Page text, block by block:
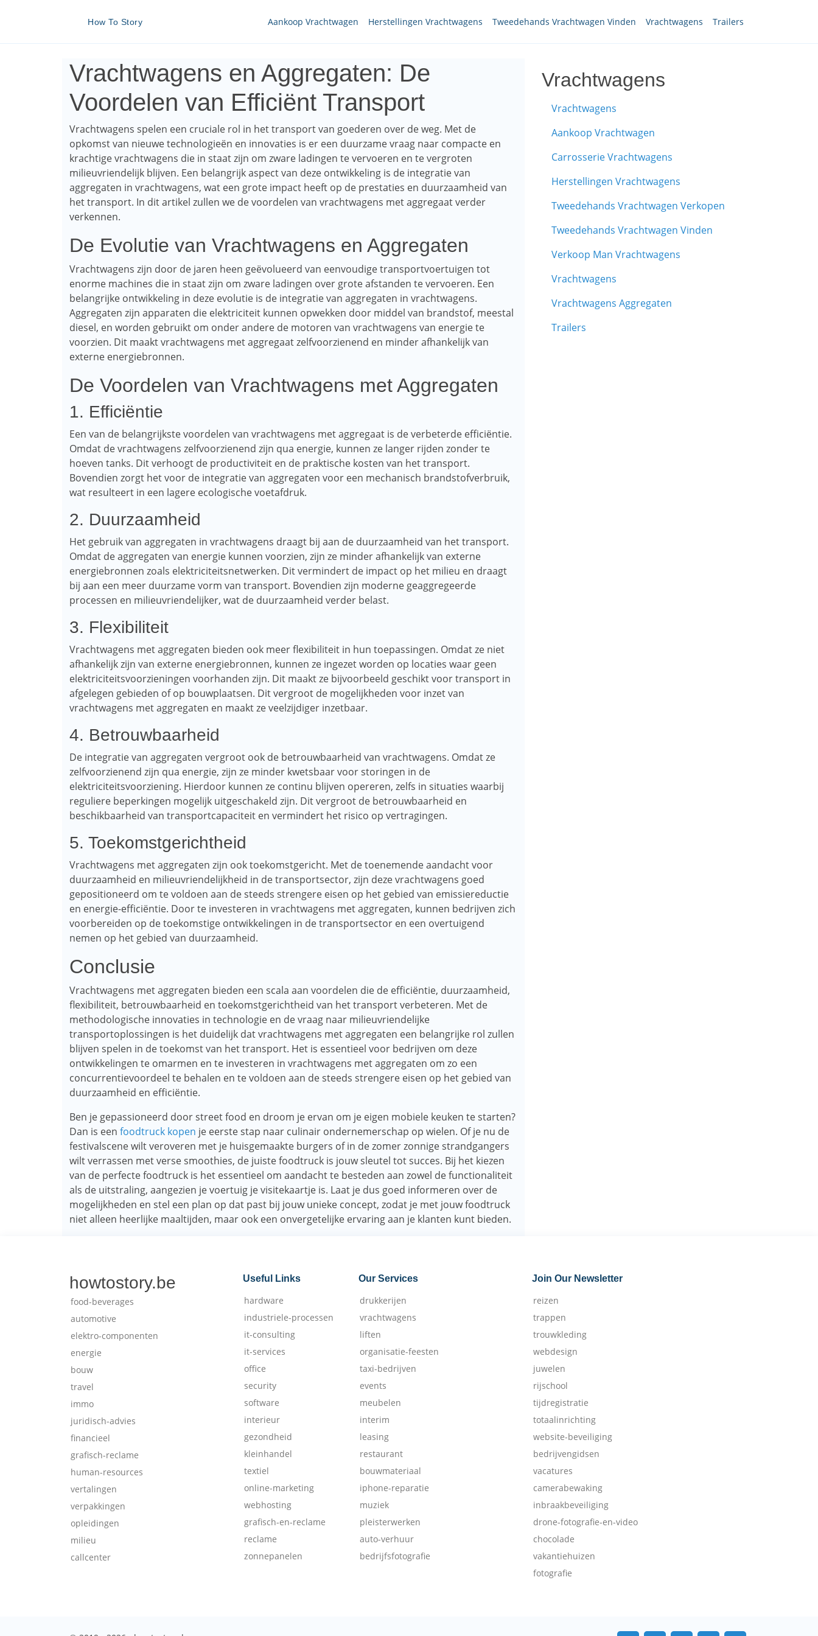
How To Story Aankoop Vrachtwagen Herstellingen Vrachtwagens Tweedehands Vrachtwagen Vinden Vrachtwagens Trailers
Vrachtwagens en Aggregaten: De
Voordelen van Efficiënt Transport
Vrachtwagens spelen een cruciale rol in het transport van goederen over de weg. Met de
opkomst van nieuwe technologieën en innovaties is er een duurzame vraag naar compacte en
krachtige vrachtwagens die in staat zijn om zware ladingen te vervoeren en te vergroten
milieuvriendelijk blijven. Een belangrijk aspect van deze ontwikkeling is de integratie van
aggregaten in vrachtwagens, wat een grote impact heeft op de prestaties en duurzaamheid van
het transport. In dit artikel zullen we de voordelen van vrachtwagens met aggregaat verder
verkennen.
De Evolutie van Vrachtwagens en Aggregaten
Vrachtwagens zijn door de jaren heen geëvolueerd van eenvoudige transportvoertuigen tot
enorme machines die in staat zijn om zware ladingen over grote afstanden te vervoeren. Een
belangrijke ontwikkeling in deze evolutie is de integratie van aggregaten in vrachtwagens.
Aggregaten zijn apparaten die elektriciteit kunnen opwekken door middel van brandstof, meestal
diesel, en worden gebruikt om onder andere de motoren van vrachtwagens van energie te
voorzien. Dit maakt vrachtwagens met aggregaat zelfvoorzienend en minder afhankelijk van
externe energiebronnen.
De Voordelen van Vrachtwagens met Aggregaten
1. Efficiëntie
Een van de belangrijkste voordelen van vrachtwagens met aggregaat is de verbeterde efficiëntie.
Omdat de vrachtwagens zelfvoorzienend zijn qua energie, kunnen ze langer rijden zonder te
hoeven tanks. Dit verhoogt de productiviteit en de praktische kosten van het transport.
Bovendien zorgt het voor de integratie van aggregaten voor een mechanisch brandstofverbruik,
wat resulteert in een lagere ecologische voetafdruk.
2. Duurzaamheid
Het gebruik van aggregaten in vrachtwagens draagt ​​bij aan de duurzaamheid van het transport.
Omdat de aggregaten van energie kunnen voorzien, zijn ze minder afhankelijk van externe
energiebronnen zoals elektriciteitsnetwerken. Dit vermindert de impact op het milieu en draagt ​​
bij aan een meer duurzame vorm van transport. Bovendien zijn moderne geaggregeerde
processen en milieuvriendelijker, wat de duurzaamheid verder belast.
3. Flexibiliteit
Vrachtwagens met aggregaten bieden ook meer flexibiliteit in hun toepassingen. Omdat ze niet
afhankelijk zijn van externe energiebronnen, kunnen ze ingezet worden op locaties waar geen
elektriciteitsvoorzieningen voorhanden zijn. Dit maakt ze bijvoorbeeld geschikt voor transport in
afgelegen gebieden of op bouwplaatsen. Dit vergroot de mogelijkheden voor inzet van
vrachtwagens met aggregaten en maakt ze veelzijdiger inzetbaar.
4. Betrouwbaarheid
De integratie van aggregaten vergroot ook de betrouwbaarheid van vrachtwagens. Omdat ze
zelfvoorzienend zijn qua energie, zijn ze minder kwetsbaar voor storingen in de
elektriciteitsvoorziening. Hierdoor kunnen ze continu blijven opereren, zelfs in situaties waarbij
reguliere beperkingen mogelijk uitgeschakeld zijn. Dit vergroot de betrouwbaarheid en
beschikbaarheid van transportcapaciteit en vermindert het risico op vertragingen.
5. Toekomstgerichtheid
Vrachtwagens met aggregaten zijn ook toekomstgericht. Met de toenemende aandacht voor
duurzaamheid en milieuvriendelijkheid in de transportsector, zijn deze vrachtwagens goed
gepositioneerd om te voldoen aan de steeds strengere eisen op het gebied van emissiereductie
en energie-efficiëntie. Door te investeren in vrachtwagens met aggregaten, kunnen bedrijven zich
voorbereiden op de toekomstige ontwikkelingen in de transportsector en een overtuigend
nemen op het gebied van duurzaamheid.
Conclusie
Vrachtwagens met aggregaten bieden een scala aan voordelen die de efficiëntie, duurzaamheid,
flexibiliteit, betrouwbaarheid en toekomstgerichtheid van het transport verbeteren. Met de
methodologische innovaties in technologie en de vraag naar milieuvriendelijke
transportoplossingen is het duidelijk dat vrachtwagens met aggregaten een belangrijke rol zullen
blijven spelen in de toekomst van het transport. Het is essentieel voor bedrijven om deze
ontwikkelingen te omarmen en te investeren in vrachtwagens met aggregaten om zo een
concurrentievoordeel te behalen en te voldoen aan de steeds strengere eisen op het gebied van
duurzaamheid en efficiëntie.
Ben je gepassioneerd door street food en droom je ervan om je eigen mobiele keuken te starten?
Dan is een foodtruck kopen je eerste stap naar culinair ondernemerschap op wielen. Of je nu de
festivalscene wilt veroveren met je huisgemaakte burgers of in de zomer zonnige strandgangers
wilt verrassen met verse smoothies, de juiste foodtruck is jouw sleutel tot succes. Bij het kiezen
van de perfecte foodtruck is het essentieel om aandacht te besteden aan zowel de functionaliteit
als de uitstraling, aangezien je voertuig je visitekaartje is. Laat je dus goed informeren over de
mogelijkheden en stel een plan op dat past bij jouw unieke concept, zodat je met jouw foodtruck
niet alleen heerlijke maaltijden, maar ook een onvergetelijke ervaring aan je klanten kunt bieden.
Vrachtwagens
Vrachtwagens
Aankoop Vrachtwagen
Carrosserie Vrachtwagens
Herstellingen Vrachtwagens
Tweedehands Vrachtwagen Verkopen
Tweedehands Vrachtwagen Vinden
Verkoop Man Vrachtwagens
Vrachtwagens
Vrachtwagens Aggregaten
Trailers
howtostory.be
food-beverages
automotive
elektro-componenten
energie
bouw
travel
immo
juridisch-advies
financieel
grafisch-reclame
human-resources
vertalingen
verpakkingen
opleidingen
milieu
callcenter
Useful Links
hardware
industriele-processen
it-consulting
it-services
office
security
software
interieur
gezondheid
kleinhandel
textiel
online-marketing
webhosting
grafisch-en-reclame
reclame
zonnepanelen
Our Services
drukkerijen
vrachtwagens
liften
organisatie-feesten
taxi-bedrijven
events
meubelen
interim
leasing
restaurant
bouwmateriaal
iphone-reparatie
muziek
pleisterwerken
auto-verhuur
bedrijfsfotografie
Join Our Newsletter
reizen
trappen
trouwkleding
webdesign
juwelen
rijschool
tijdregistratie
totaalinrichting
website-beveiliging
bedrijvengidsen
vacatures
camerabewaking
inbraakbeveiliging
drone-fotografie-en-video
chocolade
vakantiehuizen
fotografie